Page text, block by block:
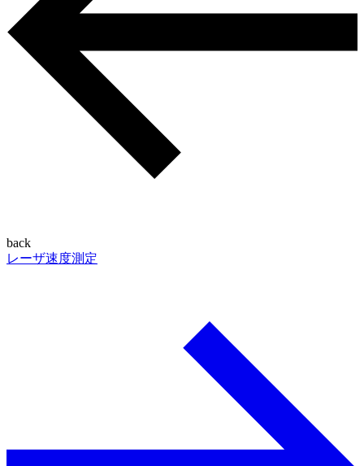
back
レーザ速度測定